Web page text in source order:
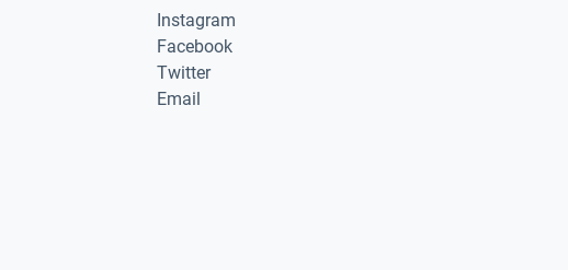
Instagram
Facebook
Twitter
Email